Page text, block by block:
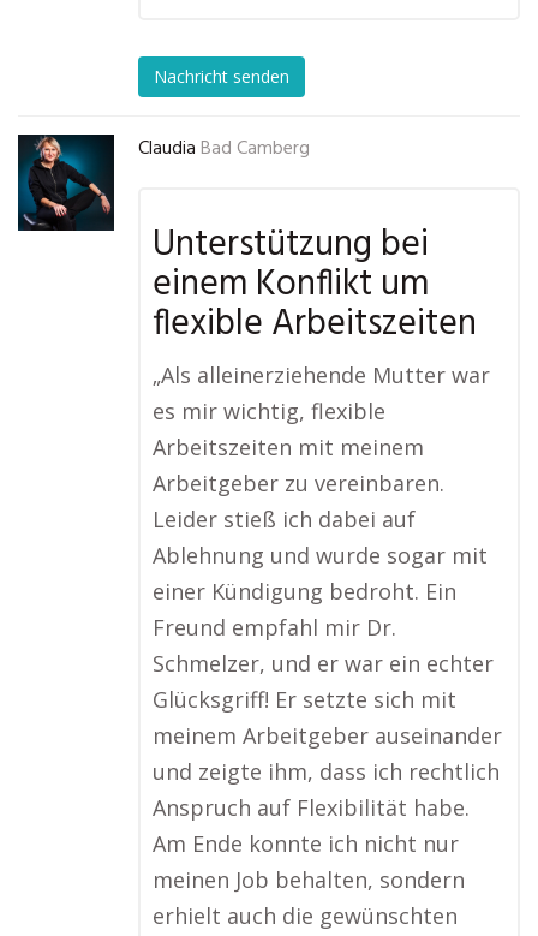
Nachricht senden
Claudia Bad Camberg
Unterstützung bei
einem Konflikt um
flexible Arbeitszeiten
„Als alleinerziehende Mutter war
es mir wichtig, flexible
Arbeitszeiten mit meinem
Arbeitgeber zu vereinbaren.
Leider stieß ich dabei auf
Ablehnung und wurde sogar mit
einer Kündigung bedroht. Ein
Freund empfahl mir Dr.
Schmelzer, und er war ein echter
Glücksgriff! Er setzte sich mit
meinem Arbeitgeber auseinander
und zeigte ihm, dass ich rechtlich
Anspruch auf Flexibilität habe.
Am Ende konnte ich nicht nur
meinen Job behalten, sondern
erhielt auch die gewünschten